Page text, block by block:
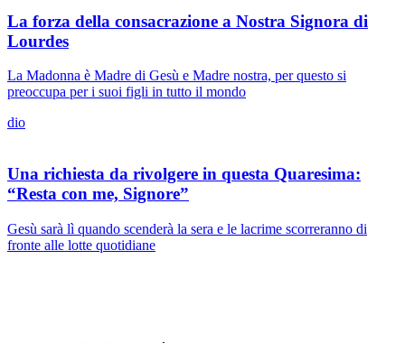
La forza della consacrazione a Nostra Signora di
Lourdes
La Madonna è Madre di Gesù e Madre nostra, per questo si
preoccupa per i suoi figli in tutto il mondo
dio
Una richiesta da rivolgere in questa Quaresima:
“Resta con me, Signore”
Gesù sarà lì quando scenderà la sera e le lacrime scorreranno di
fronte alle lotte quotidiane